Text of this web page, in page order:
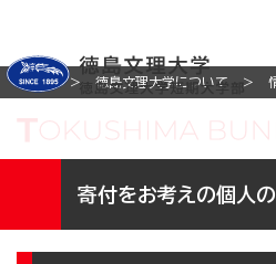
ホーム 徳島文理大学について
寄付をお考えの個人